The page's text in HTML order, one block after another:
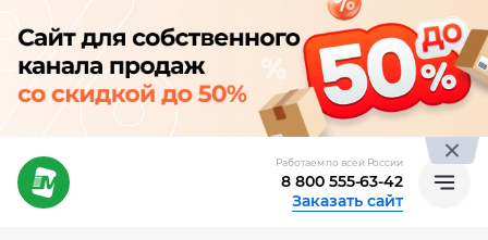
Работаем по всей России
8 800 555-63-42
Заказать сайт